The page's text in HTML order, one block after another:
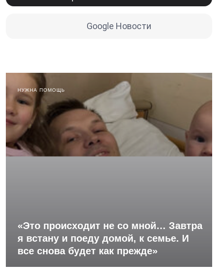
Google Новости
НУЖНА ПОМОЩЬ
«Это происходит не со мной… Завтра
я встану и поеду домой, к семье. И
все снова будет как прежде»